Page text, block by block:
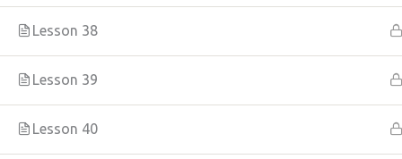
Lesson 38
Lesson 39
Lesson 40